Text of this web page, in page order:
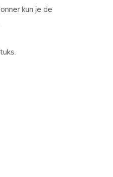
kun je de